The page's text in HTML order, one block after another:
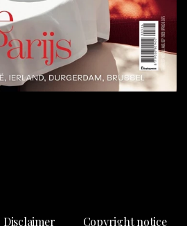
Disclaimer Copyright notice